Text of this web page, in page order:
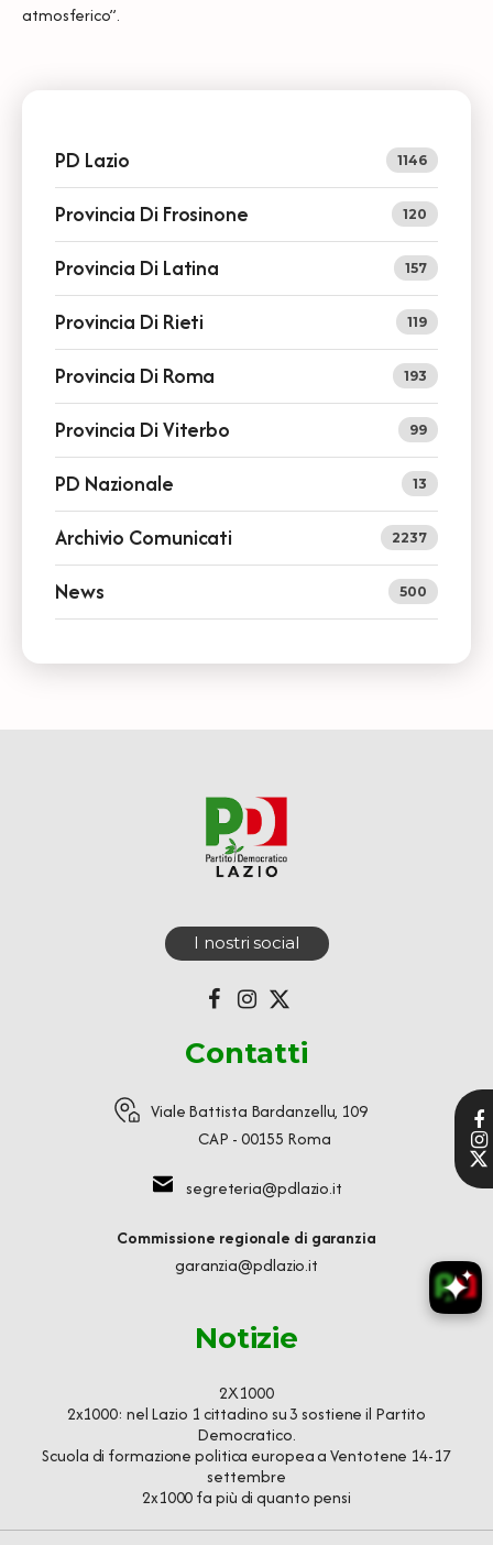
atmosferico”.
PD Lazio 1146
Provincia Di Frosinone 120
Provincia Di Latina 157
Provincia Di Rieti 119
Provincia Di Roma 193
Provincia Di Viterbo 99
PD Nazionale 13
Archivio Comunicati 2237
News 500
I nostri social
Contatti
Viale Battista Bardanzellu, 109
CAP - 00155 Roma
segreteria@pdlazio.it
Commissione regionale di garanzia
garanzia@pdlazio.it
Notizie
2X1000
2x1000: nel Lazio 1 cittadino su 3 sostiene il Partito
Democratico.
Scuola di formazione politica europea a Ventotene 14-17
settembre
2x1000 fa più di quanto pensi